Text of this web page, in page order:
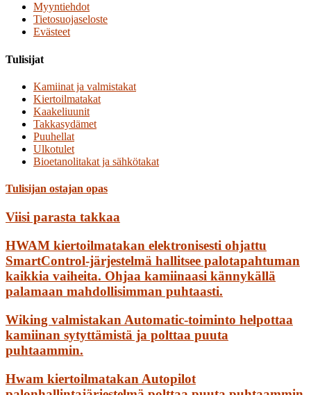
Myyntiehdot
Tietosuojaseloste
Evästeet
Tulisijat
Kamiinat ja valmistakat
Kiertoilmatakat
Kaakeliuunit
Takkasydämet
Puuhellat
Ulkotulet
Bioetanolitakat ja sähkötakat
Tulisijan ostajan opas
Viisi parasta takkaa
HWAM kiertoilmatakan elektronisesti ohjattu
SmartControl-järjestelmä hallitsee palotapahtuman
kaikkia vaiheita. Ohjaa kamiinaasi kännykällä
palamaan mahdollisimman puhtaasti.
Wiking valmistakan Automatic-toiminto helpottaa
kamiinan sytyttämistä ja polttaa puuta
puhtaammin.
Hwam kiertoilmatakan Autopilot